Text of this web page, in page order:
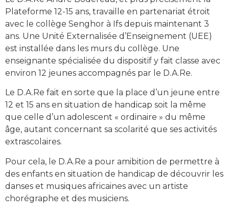
Plateforme 12-15 ans, travaille en partenariat étroit
avec le collège Senghor à Ifs depuis maintenant 3
ans. Une Unité Externalisée d’Enseignement (UEE)
est installée dans les murs du collège. Une
enseignante spécialisée du dispositif y fait classe avec
environ 12 jeunes accompagnés par le D.A.Re.
Le D.A.Re fait en sorte que la place d’un jeune entre
12 et 15 ans en situation de handicap soit la même
que celle d’un adolescent « ordinaire » du même
âge, autant concernant sa scolarité que ses activités
extrascolaires.
Pour cela, le D.A.Re a pour amibition de permettre à
des enfants en situation de handicap de découvrir les
danses et musiques africaines avec un artiste
chorégraphe et des musiciens.